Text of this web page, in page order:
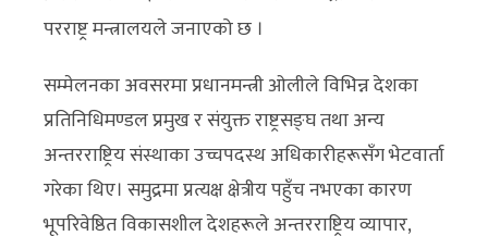
परराष्ट्र मन्त्रालयले जनाएको छ ।
सम्मेलनका अवसरमा प्रधानमन्त्री ओलीले विभिन्न देशका
प्रतिनिधिमण्डल प्रमुख र संयुक्त राष्ट्रसङ्घ तथा अन्य
अन्तरराष्ट्रिय संस्थाका उच्चपदस्थ अधिकारीहरूसँग भेटवार्ता
गरेका थिए। समुद्रमा प्रत्यक्ष क्षेत्रीय पहुँच नभएका कारण
भूपरिवेष्ठित विकासशील देशहरूले अन्तरराष्ट्रिय व्यापार,